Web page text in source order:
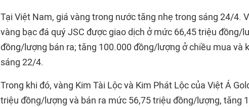
Tại Việt Nam, giá vàng trong nước tăng nhẹ trong sáng 24/4.
vàng bạc đá quý JSC được giao dịch ở mức 66,45 triệu đồng/
đồng/lượng bán ra; tăng 100.000 đồng/lượng ở chiều mua và
sáng 22/4.
Trong khi đó, vàng Kim Tài Lộc và Kim Phát Lộc của Việt Á
triệu đồng/lượng và bán ra mức 56,75 triệu đồng/lượng, tăng